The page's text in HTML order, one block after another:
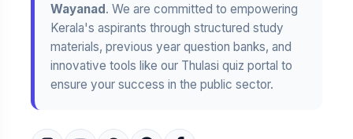
Wayanad. We are committed to empowering
Kerala's aspirants through structured study
materials, previous year question banks, and
innovative tools like our Thulasi quiz portal to
ensure your success in the public sector.